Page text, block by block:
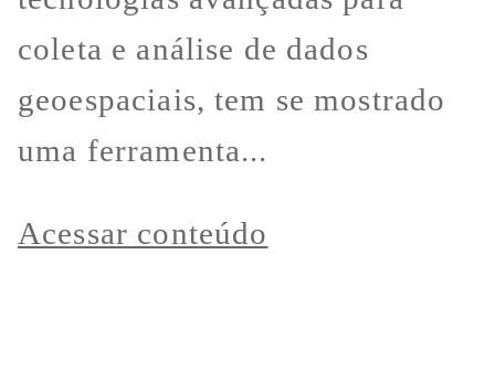
coleta e análise de dados
geoespaciais, tem se mostrado
uma ferramenta...
Acessar conteúdo